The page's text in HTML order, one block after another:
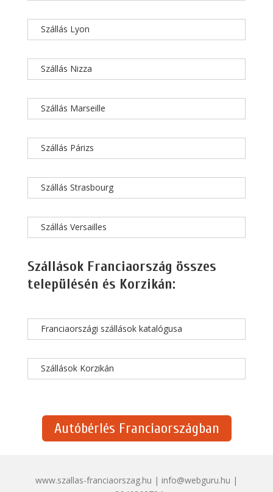
Szállás Lyon
Szállás Nizza
Szállás Marseille
Szállás Párizs
Szállás Strasbourg
Szállás Versailles
Szállások Franciaország összes
településén és Korzikán:
Franciaországi szállások katalógusa
Szállások Korzikán
Autóbérlés Franciaországban
www.szallas-franciaorszag.hu | info@webguru.hu |